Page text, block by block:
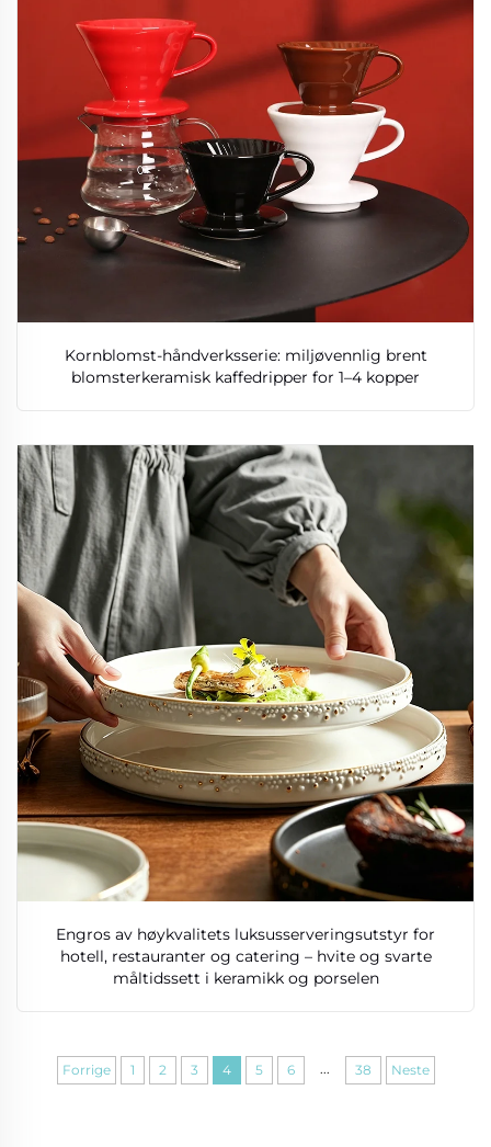
Kornblomst-håndverksserie: miljøvennlig brent
blomsterkeramisk kaffedripper for 1–4 kopper
Engros av høykvalitets luksusserveringsutstyr for
hotell, restauranter og catering – hvite og svarte
måltidssett i keramikk og porselen
Forrige 1 2 3 4 5 6 ... 38 Neste